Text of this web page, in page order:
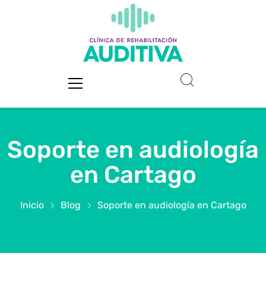
Soporte en audiología
en Cartago
Inicio Blog Soporte en audiología en Cartago